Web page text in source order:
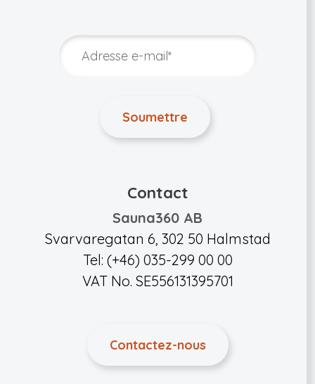
Contact
Sauna360 AB
Svarvaregatan 6, 302 50 Halmstad
Tel: (+46) 035-299 00 00
VAT No. SE556131395701
Contactez-nous